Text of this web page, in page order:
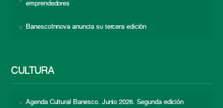
emprendedores
BanescoInnova anuncia su tercera edición
CULTURA
Agenda Cultural Banesco. Junio 2026. Segunda edición